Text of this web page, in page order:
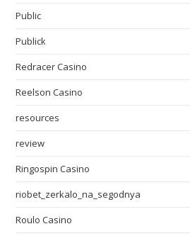
Public
Publick
Redracer Casino
Reelson Casino
resources
review
Ringospin Casino
riobet_zerkalo_na_segodnya
Roulo Casino